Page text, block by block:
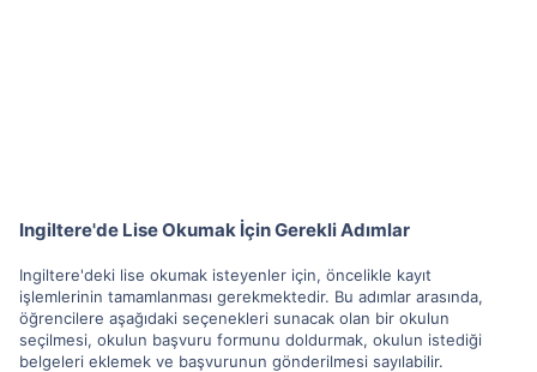
Ingiltere'de Lise Okumak İçin Gerekli Adımlar
Ingiltere'deki lise okumak isteyenler için, öncelikle kayıt
işlemlerinin tamamlanması gerekmektedir. Bu adımlar arasında,
öğrencilere aşağıdaki seçenekleri sunacak olan bir okulun
seçilmesi, okulun başvuru formunu doldurmak, okulun istediği
belgeleri eklemek ve başvurunun gönderilmesi sayılabilir.